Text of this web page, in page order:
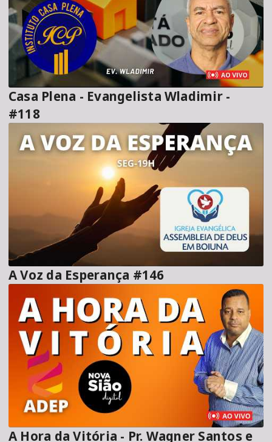
Casa Plena - Evangelista Wladimir -
#118
A Voz da Esperança #146
A Hora da Vitória - Pr. Wagner Santos e